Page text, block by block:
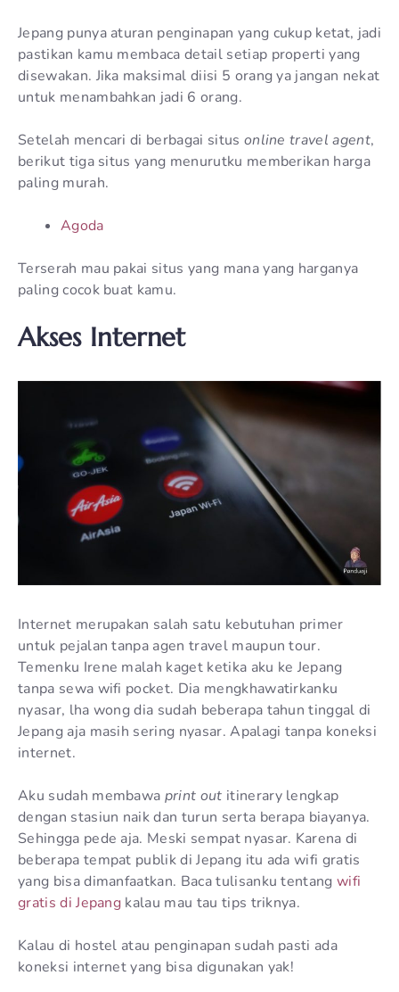
Jepang punya aturan penginapan yang cukup ketat, jadi
pastikan kamu membaca detail setiap properti yang
disewakan. Jika maksimal diisi 5 orang ya jangan nekat
untuk menambahkan jadi 6 orang.
Setelah mencari di berbagai situs online travel agent,
berikut tiga situs yang menurutku memberikan harga
paling murah.
Agoda
Terserah mau pakai situs yang mana yang harganya
paling cocok buat kamu.
Akses Internet
Internet merupakan salah satu kebutuhan primer
untuk pejalan tanpa agen travel maupun tour.
Temenku Irene malah kaget ketika aku ke Jepang
tanpa sewa wifi pocket. Dia mengkhawatirkanku
nyasar, lha wong dia sudah beberapa tahun tinggal di
Jepang aja masih sering nyasar. Apalagi tanpa koneksi
internet.
Aku sudah membawa print out itinerary lengkap
dengan stasiun naik dan turun serta berapa biayanya.
Sehingga pede aja. Meski sempat nyasar. Karena di
beberapa tempat publik di Jepang itu ada wifi gratis
yang bisa dimanfaatkan. Baca tulisanku tentangwifi
gratis di Jepang kalau mau tau tips triknya.
Kalau di hostel atau penginapan sudah pasti ada
koneksi internet yang bisa digunakan yak!